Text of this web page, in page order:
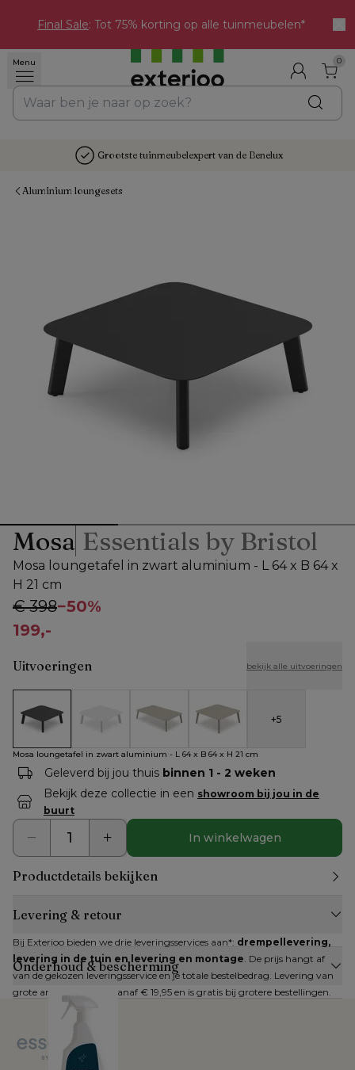
Final Sale: Tot 75% korting op alle tuinmeubelen*
Menu 0
Grootste tuinmeubelexpert van de Benelux
Aluminium loungesets
Mosa Essentials by Bristol
Mosa loungetafel in zwart aluminium - L 64 x B 64 x
H 21 cm
€ 398−50%
199,-
Uitvoeringen bekijk alle uitvoeringen
Mosa loungetafel in zwart aluminium - L 64 x B 64 x H 21 cm
Mosa loungetafel in wit aluminium - L 64 x B 64 x
Mosa loungetafel in beige aluminium
Mosa loungetafel in beige
+5
Mosa loungetafel in zwart aluminium - L 64 x B 64 x H 21 cm
Geleverd bij jou thuis binnen 1 - 2 weken
Bekijk deze collectie in een showroom bij jou in de
buurt
In winkelwagen
Productdetails bekijken
Levering & retour
Bij Exterioo bieden we drie leveringsservices aan*: drempellevering,
levering in de tuin en levering en montage. De prijs hangt af
van de gekozen leveringsservice en je totale bestelbedrag. Levering van
grote artikelen kan al vanaf € 19,95 en is gratis bij grotere bestellingen.
Zijn alle artikelen op voorraad? Dan kan je
kiezen. Zijn niet alle artikelen op voorraad, dan krijg je een inschatting
van de verwachte levertijd.
Onderhoud & bescherming